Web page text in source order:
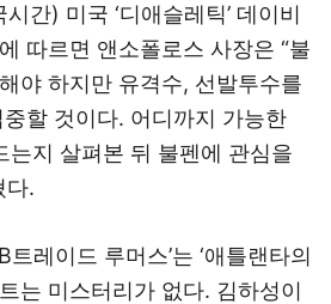
간) 미국 ‘디애슬레틱’ 데이비
따르면 앤소폴로스 사장은 “불
야 하지만 유격수, 선발투수를
할 것이다. 어디까지 가능한
는지 살펴본 뒤 불펜에 관심을
다.
트레이드 루머스’는 ‘애틀랜타의
는 미스터리가 없다. 김하성이